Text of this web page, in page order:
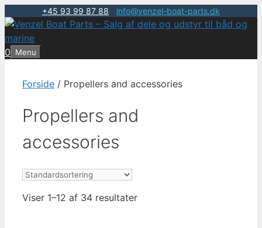
+45 93 99 87 88 info@venzel-boat-parts.dk
Hop
til
indhold
0 Menu
Forside / Propellers and accessories
Propellers and
accessories
Viser 1–12 af 34 resultater